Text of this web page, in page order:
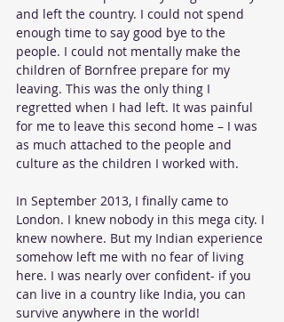
and left the country. I could not spend
enough time to say good bye to the
people. I could not mentally make the
children of Bornfree prepare for my
leaving. This was the only thing I
regretted when I had left. It was painful
for me to leave this second home – I was
as much attached to the people and
culture as the children I worked with.
In September 2013, I finally came to
London. I knew nobody in this mega city. I
knew nowhere. But my Indian experience
somehow left me with no fear of living
here. I was nearly over confident- if you
can live in a country like India, you can
survive anywhere in the world!